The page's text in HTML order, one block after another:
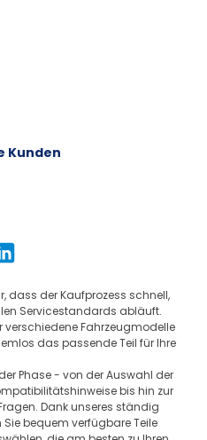
Kunden
dass der Kaufprozess schnell,
Servicestandards abläuft.
verschiedene Fahrzeugmodelle
das passende Teil für Ihre
Phase - von der Auswahl der
bis hin zur
Dank unseres ständig
bequem verfügbare Teile